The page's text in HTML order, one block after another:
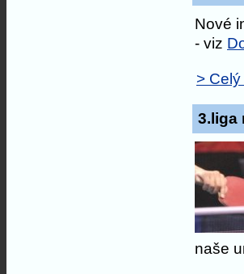
Nové
- viz
>
3.liga
naše